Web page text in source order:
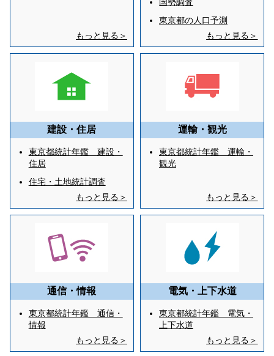
もっと見る＞
東京都の人口予測
もっと見る＞
建設・住居
東京都統計年鑑 建設・
住居
住宅・土地統計調査
もっと見る＞
運輸・観光
東京都統計年鑑 運輸・
観光
もっと見る＞
通信・情報
東京都統計年鑑 通信・
情報
もっと見る＞
電気・上下水道
東京都統計年鑑 電気・
上下水道
もっと見る＞